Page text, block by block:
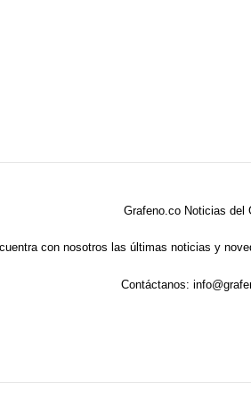
con nosotros las últimas noticias y
Contáctanos: